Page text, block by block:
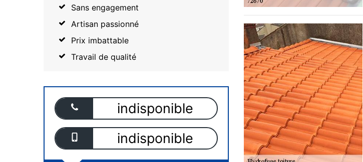
Sans engagement
Artisan passionné
Prix imbattable
Travail de qualité
indisponible
indisponible